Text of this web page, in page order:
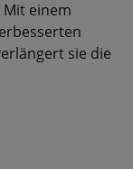
einem
sie die